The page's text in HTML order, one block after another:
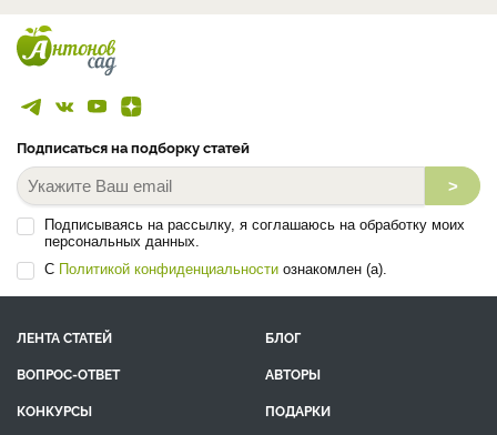
Подписаться на подборку статей
>
Подписываясь на рассылку, я соглашаюсь на обработку моих
персональных данных.
С Политикой конфиденциальности ознакомлен (а).
ЛЕНТА СТАТЕЙ
БЛОГ
ВОПРОС-ОТВЕТ
АВТОРЫ
КОНКУРСЫ
ПОДАРКИ